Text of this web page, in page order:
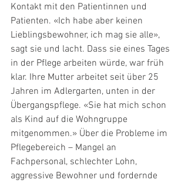
Kontakt mit den Patientinnen und
Patienten. «Ich habe aber keinen
Lieblingsbewohner, ich mag sie alle»,
sagt sie und lacht. Dass sie eines Tages
in der Pflege arbeiten würde, war früh
klar. Ihre Mutter arbeitet seit über 25
Jahren im Adlergarten, unten in der
Übergangspflege. «Sie hat mich schon
als Kind auf die Wohngruppe
mitgenommen.» Über die Probleme im
Pflegebereich – Mangel an
Fachpersonal, schlechter Lohn,
aggressive Bewohner und fordernde